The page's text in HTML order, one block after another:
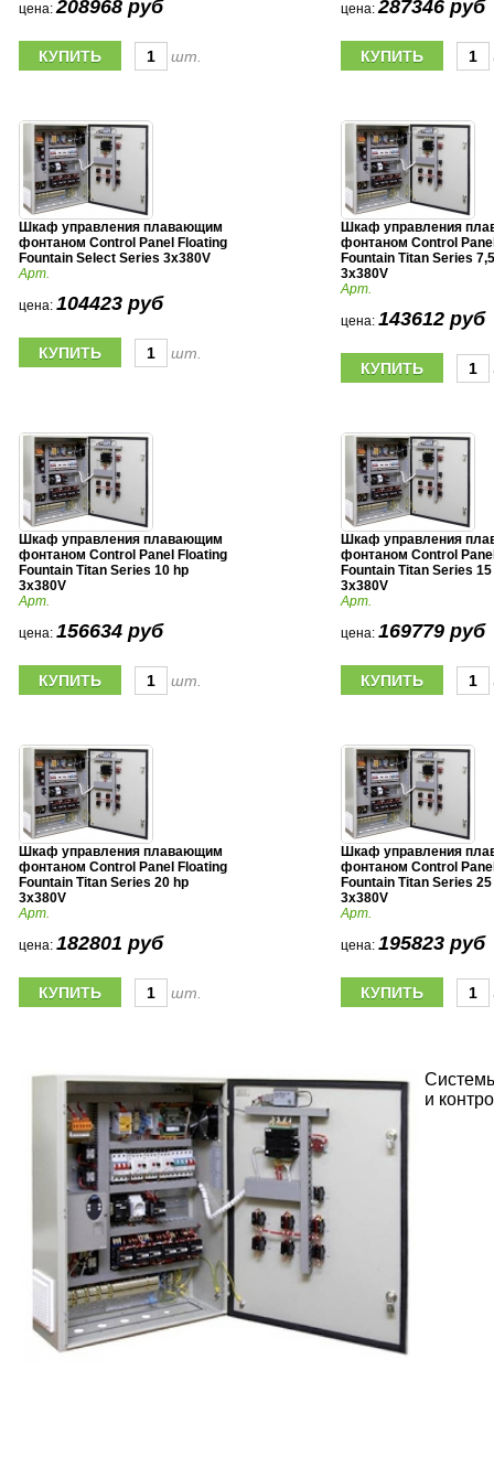
цена:208968 руб
шт.
цена:287346 руб
Шкаф управления плавающим
фонтаном Control Panel Floating
Fountain Select Series 3x380V
Арт.
цена: 104423 руб
шт.
Шкаф управления
фонтаном Control
Fountain Titan Series
3x380V
Арт.
цена: 143612 руб
Шкаф управления плавающим
фонтаном Control Panel Floating
Fountain Titan Series 10 hp
3x380V
Арт.
цена: 156634 руб
шт.
Шкаф управления
фонтаном Control
Fountain Titan Series
3x380V
Арт.
цена: 169779 руб
Шкаф управления плавающим
фонтаном Control Panel Floating
Fountain Titan Series 20 hp
3x380V
Арт.
цена: 182801 руб
шт.
Шкаф управления
фонтаном Control
Fountain Titan Series
3x380V
Арт.
цена: 195823 руб
и